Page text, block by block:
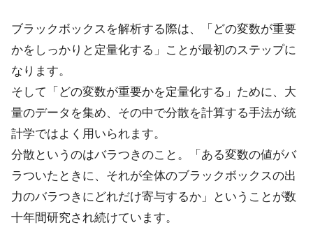
ブラックボックスを解析する際は、「どの変数が重要
かをしっかりと定量化する」ことが最初のステップに
なります。
そして「どの変数が重要かを定量化する」ために、大
量のデータを集め、その中で分散を計算する手法が統
計学ではよく用いられます。
分散というのはバラつきのこと。「ある変数の値がバ
ラついたときに、それが全体のブラックボックスの出
力のバラつきにどれだけ寄与するか」ということが数
十年間研究され続けています。